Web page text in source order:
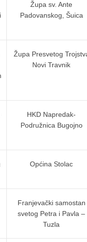
Župa sv. Ante
Padovanskog, Šuica
Župa Presvetog
Novi Travnik
HKD Napredak-
Podružnica Bugojno
Općina Stolac
Franjevački samostan
svetog Petra i Pavla –
Tuzla